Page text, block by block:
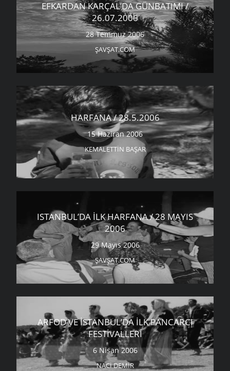
EFKARDAN KARÇAL’DA GÜNBATIMI /
26.07.2006
28 Temmuz 2006
ŞAVŞAT.COM
HARFANA / 28.5.2006
15 Haziran 2006
KEMALETTIN BAŞAR
ISTANBUL’DA İLK HARFANA / 28 MAYIS
2006
29 Mayıs 2006
ŞAVŞAT.COM
ARFOD VE İSTANBUL’DA İLK PANCARCI
FESTIVALLERI
6 Nisan 2006
NACI DEMIR